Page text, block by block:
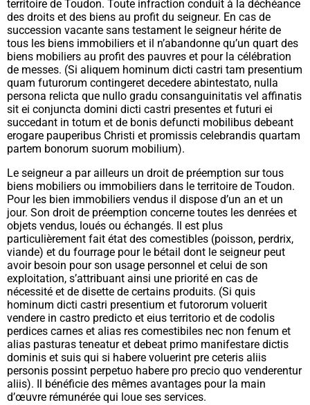
territoire de Toudon. Toute infraction conduit à la déchéance
des droits et des biens au profit du seigneur. En cas de
succession vacante sans testament le seigneur hérite de
tous les biens immobiliers et il n’abandonne qu’un quart des
biens mobiliers au profit des pauvres et pour la célébration
de messes. (Si aliquem hominum dicti castri tam presentium
quam futurorum contingeret decedere abintestato, nulla
persona relicta que nullo gradu consanguinitatis vel affinatis
sit ei conjuncta domini dicti castri presentes et futuri ei
succedant in totum et de bonis defuncti mobilibus debeant
erogare pauperibus Christi et promissis celebrandis quartam
partem bonorum suorum mobilium).
Le seigneur a par ailleurs un droit de préemption sur tous
biens mobiliers ou immobiliers dans le territoire de Toudon.
Pour les bien immobiliers vendus il dispose d’un an et un
jour. Son droit de préemption concerne toutes les denrées et
objets vendus, loués ou échangés. Il est plus
particulièrement fait état des comestibles (poisson, perdrix,
viande) et du fourrage pour le bétail dont le seigneur peut
avoir besoin pour son usage personnel et celui de son
exploitation, s’attribuant ainsi une priorité en cas de
nécessité et de disette de certains produits. (Si quis
hominum dicti castri presentium et futororum voluerit
vendere in castro predicto et eius territorio et de codolis
perdices carnes et alias res comestibiles nec non fenum et
alias pasturas teneatur et debeat primo manifestare dictis
dominis et suis qui si habere voluerint pre ceteris aliis
personis possint perpetuo habere pro precio quo venderentur
aliis). Il bénéficie des mêmes avantages pour la main
d’œuvre rémunérée qui loue ses services.